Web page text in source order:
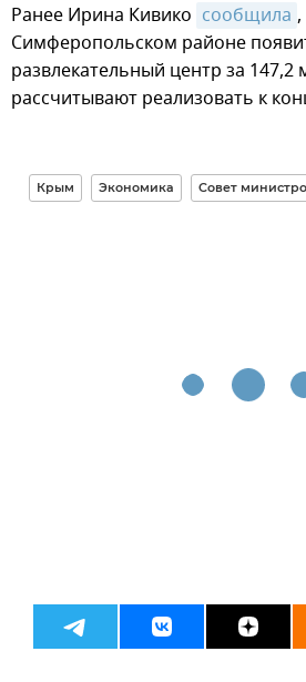
Ранее Ирина Кивико сообщила
Симферопольском районе
развлекательный центр за 147,2
рассчитывают реализовать к
Крым Экономика Совет